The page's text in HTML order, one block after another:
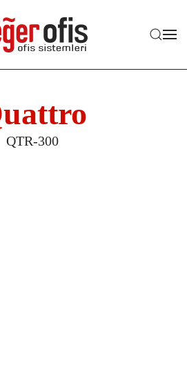
QTR-300